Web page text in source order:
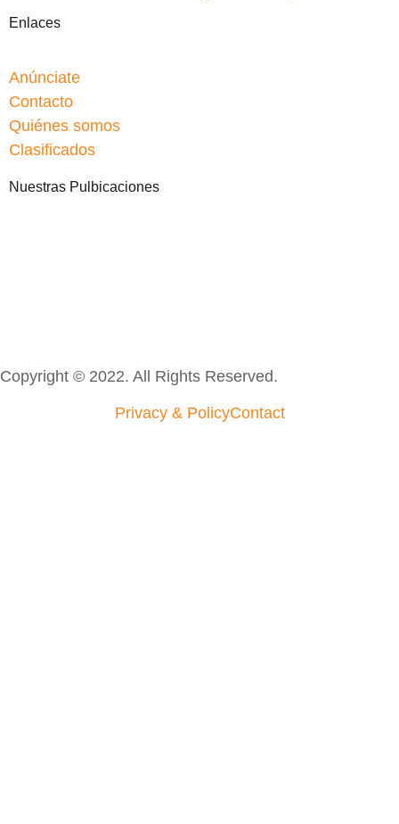
Enlaces
Anúnciate
Contacto
Quiénes somos
Clasificados
Nuestras Pulbicaciones
Copyright © 2022. All Rights Reserved.
Privacy & PolicyContact